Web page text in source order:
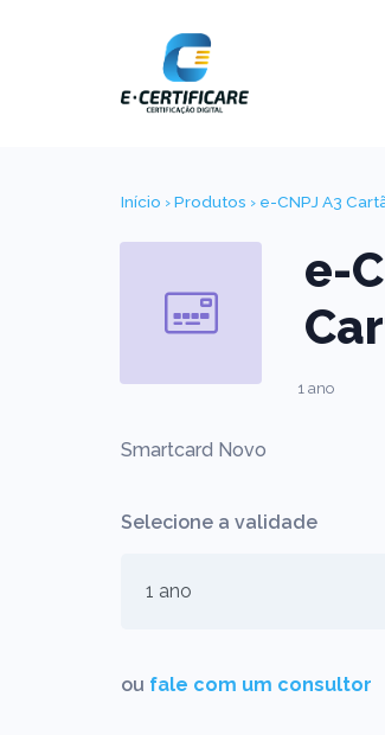
Início ›Produtos › e-CNPJ A3
e-
1 ano
Smartcard Novo
Selecione a validade
ou fale com um consultor